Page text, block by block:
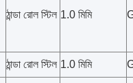
ঠান্ডা রোল স্টিল 1.0 মিমি
ঠান্ডা রোল স্টিল 1.0 মিমি